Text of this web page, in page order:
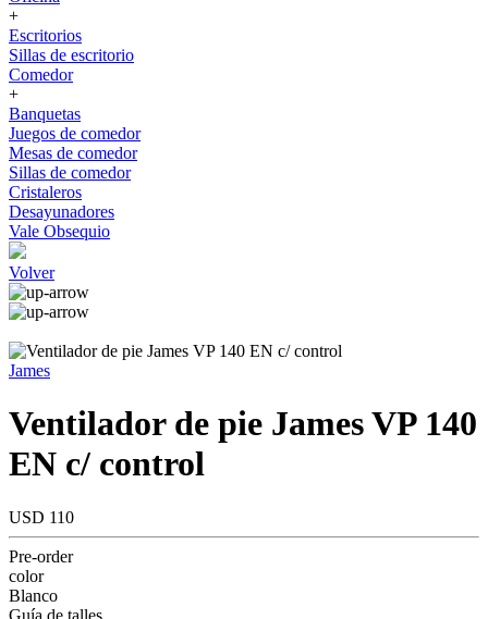
+
Escritorios
Sillas de escritorio
Comedor
+
Banquetas
Juegos de comedor
Mesas de comedor
Sillas de comedor
Cristaleros
Desayunadores
Vale Obsequio
Volver
James
Ventilador de pie James VP 140
EN c/ control
USD 110
Pre-order
color
Blanco
Guía de talles